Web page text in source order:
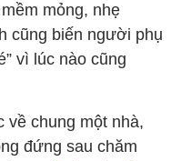
mỏng, nhẹ
cũng biến người phụ
vì lúc nào cũng
về chung một nhà,
đứng sau chăm